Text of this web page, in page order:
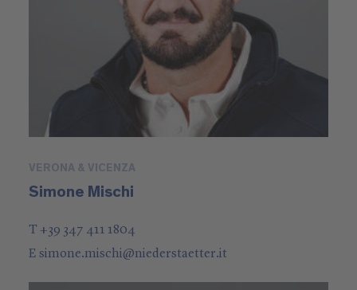
VERONA & VICENZA
Simone Mischi
T +39 347 411 1804
Esimone.mischi@niederstaetter.it